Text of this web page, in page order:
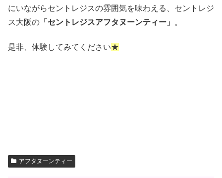
にいながらセントレジスの雰囲気を味わえる、セントレジ
ス大阪の 「セントレジスアフタヌーンティー」 。
是非、体験してみてください★
アフタヌーンティー